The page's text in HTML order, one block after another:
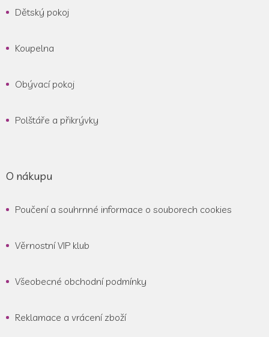
Dětský pokoj
Koupelna
Obývací pokoj
Polštáře a přikrývky
O nákupu
Poučení a souhrnné informace o souborech cookies
Věrnostní VIP klub
Všeobecné obchodní podmínky
Reklamace a vrácení zboží